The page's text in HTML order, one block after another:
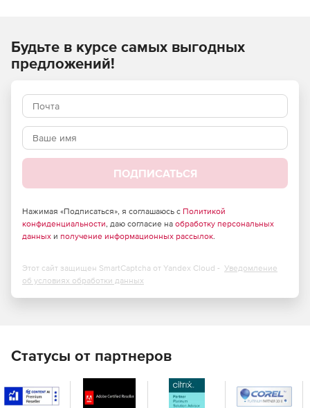
Надземные.
Вакуумные.
В рубашке.
Пластиковые.
Из цветных металлов.
Будьте в курсе самых выгодных
предложений!
ПОДПИСАТЬСЯ
Нажимая «Подписаться», я соглашаюсь с Политикой
конфиденциальности, даю согласие на обработку персональных
данных и получение информационных рассылок.
Этот сайт защищен SmartCaptcha от Yandex Cloud - Уведомление
об условиях обработки данных
Статусы от партнеров